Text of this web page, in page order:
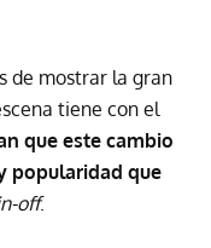
de mostrar la gran
tiene con el
que este cambio
popularidad que
off.